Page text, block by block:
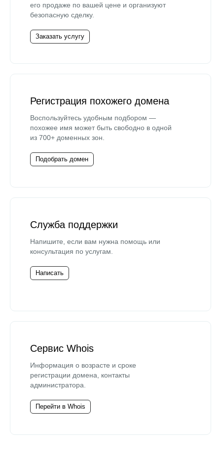
его продаже по вашей цене и организуют
безопасную сделку.
Заказать услугу
Регистрация похожего домена
Воспользуйтесь удобным подбором —
похожее имя может быть свободно в одной
из 700+ доменных зон.
Подобрать домен
Служба поддержки
Напишите, если вам нужна помощь или
консультация по услугам.
Написать
Сервис Whois
Информация о возрасте и сроке
регистрации домена, контакты
администратора.
Перейти в Whois